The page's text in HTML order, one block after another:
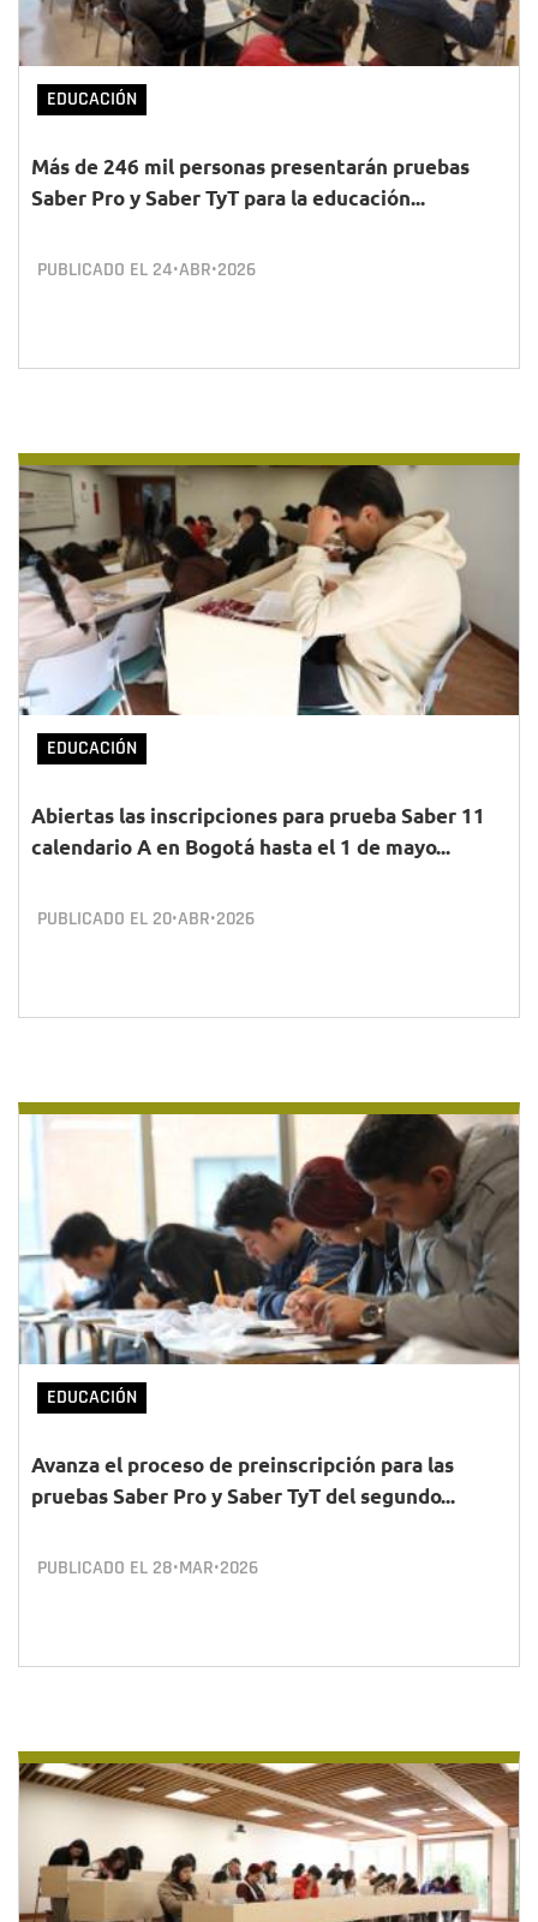
EDUCACIÓN
Más de 246 mil personas presentarán pruebas
Saber Pro y Saber TyT para la educación...
PUBLICADO EL 24•ABR•2026
EDUCACIÓN
Abiertas las inscripciones para prueba Saber 11
calendario A en Bogotá hasta el 1 de mayo...
PUBLICADO EL 20•ABR•2026
EDUCACIÓN
Avanza el proceso de preinscripción para las
pruebas Saber Pro y Saber TyT del segundo...
PUBLICADO EL 28•MAR•2026